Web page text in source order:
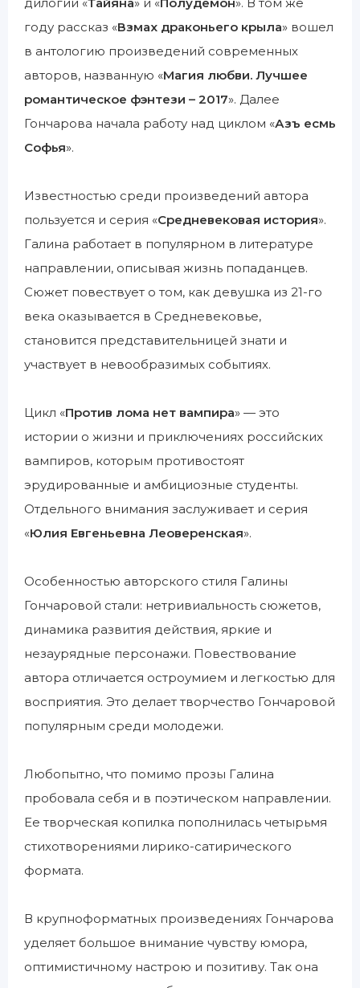
году рассказ «Взмах драконьего крыла» вошел
в антологию произведений современных
авторов, названную «Магия любви. Лучшее
романтическое фэнтези – 2017». Далее
Гончарова начала работу над циклом «Азъ есмь
Софья».
Известностью среди произведений автора
пользуется и серия «Средневековая история».
Галина работает в популярном в литературе
направлении, описывая жизнь попаданцев.
Сюжет повествует о том, как девушка из 21-го
века оказывается в Средневековье,
становится представительницей знати и
участвует в невообразимых событиях.
Цикл «Против лома нет вампира» — это
истории о жизни и приключениях российских
вампиров, которым противостоят
эрудированные и амбициозные студенты.
Отдельного внимания заслуживает и серия
«Юлия Евгеньевна Леоверенская».
Особенностью авторского стиля Галины
Гончаровой стали: нетривиальность сюжетов,
динамика развития действия, яркие и
незаурядные персонажи. Повествование
автора отличается остроумием и легкостью для
восприятия. Это делает творчество Гончаровой
популярным среди молодежи.
Любопытно, что помимо прозы Галина
пробовала себя и в поэтическом направлении.
Ее творческая копилка пополнилась четырьмя
стихотворениями лирико-сатирического
формата.
В крупноформатных произведениях Гончарова
уделяет большое внимание чувству юмора,
оптимистичному настрою и позитиву. Так она